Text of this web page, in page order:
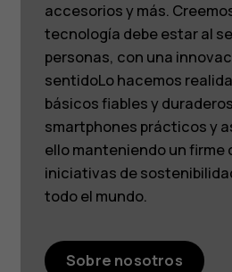
accesorios y más.
tecnología debe estar al
personas, con una
sentidoLo hacemos
básicos fiables y
smartphones prácticos y
ello manteniendo un firme
iniciativas de
todo el mundo.
Sobre nosotros